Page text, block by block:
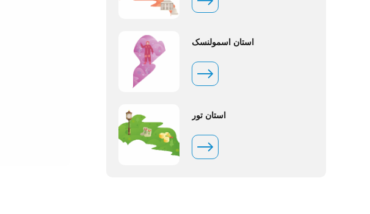
استان اسمولنسک
استان تور